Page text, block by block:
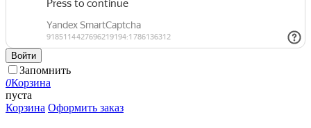
Войти
Запомнить
0Корзина
пуста
Корзина Оформить заказ